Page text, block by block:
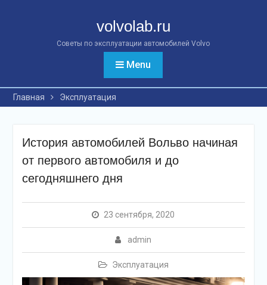
volvolab.ru
Советы по эксплуатации автомобилей Volvo
Menu
Главная Эксплуатация
История автомобилей Вольво начиная
от первого автомобиля и до
сегодняшнего дня
23 сентября, 2020
admin
Эксплуатация